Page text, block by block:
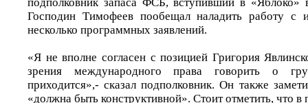
Господин Тимофеев пообещал наладить работу с
несколько программных заявлений.
«Я не вполне согласен с позицией Григория
зрения международного права говорить о
приходится»,- сказал подполковник. Он также
«должна быть конструктивной». Стоит отметить, что